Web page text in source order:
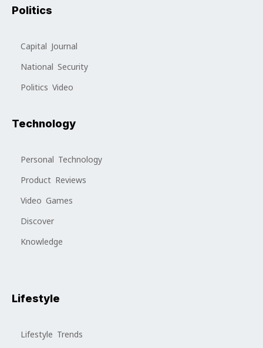
Politics
Capital Journal
National Security
Politics Video
Technology
Personal Technology
Product Reviews
Video Games
Discover
Knowledge
Lifestyle
Lifestyle Trends